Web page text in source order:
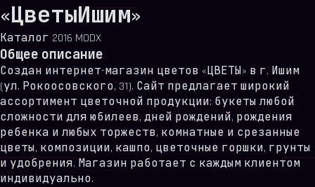
«ЦветыИшим»
Каталог 2016 MODX
Общее описание
Создан интернет-магазин цветов «ЦВЕТЫ» в г. Ишим
(ул. Рокоосовского, 31). Сайт предлагает широкий
ассортимент цветочной продукции: букеты любой
сложности для юбилеев, дней рождений, рождения
ребенка и любых торжеств, комнатные и срезанные
цветы, композиции, кашпо, цветочные горшки, грунты
и удобрения. Магазин работает с каждым клиентом
индивидуально.